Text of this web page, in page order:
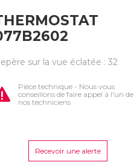
sur la vue éclatée : 32
Pièce technique - Nous vous
conseillons de faire appel à l'un de
nos techniciens
Recevoir une alerte